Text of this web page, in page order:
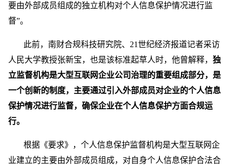
要由外部成员组成的独立机构对个人信息保护情况进行监
督”。
此前，南财合规科技研究院、21世纪经济报道记者采访
人民大学教授张新宝，也是该标准起草人时，他曾解释， 独
立监督机构是大型互联网企业公司治理的重要组成部分，是
一个创新的制度，主要通过引入外部成员对企业的个人信息
保护情况进行监督，确保企业在个人信息保护方面合规运
行。
根据《要求》，个人信息保护监督机构是大型互联网企
业建立的主要由外部成员组成，对自身个人信息保护合法合